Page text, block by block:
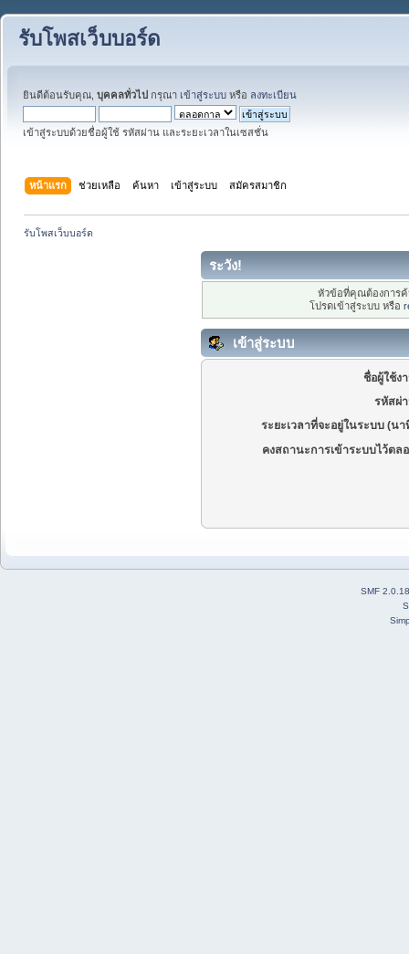
รับโพสเว็บบอร์ด
ยินดีต้อนรับคุณ, บุคคลทั่วไป กรุณา เข้าสู่ระบบ หรือ ลงทะเบียน
เข้าสู่ระบบด้วยชื่อผู้ใช้ รหัสผ่าน และระยะเวลาในเซสชั่น
หน้าแรก ช่วยเหลือ ค้นหา เข้าสู่ระบบ สมัครสมาชิก
รับโพสเว็บบอร์ด
ระวัง!
หัวข้อที่คุณต้องการ
โปรดเข้าสู่ระบบ หรือ
เข้าสู่ระบบ
ชื่อผู้ใช้ง
รหัสผ่
ระยะเวลาที่จะอยู่ในระบบ (นา
คงสถานะการเข้าระบบไว้ตล
SMF 2.0.18